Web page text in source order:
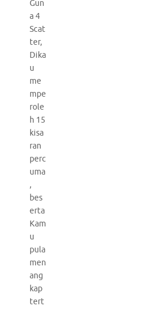
Gun
a 4
Scat
ter,
Dika
u
me
mpe
role
h 15
kisa
ran
perc
uma
,
bes
erta
Kam
u
pula
men
ang
kap
tert